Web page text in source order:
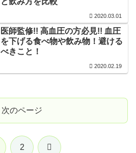
2020.03.01
医師監修!! 高血圧の方必見!! 血圧
を下げる食べ物や飲み物！避ける
べきこと！
2020.02.19
次のページ
2 次